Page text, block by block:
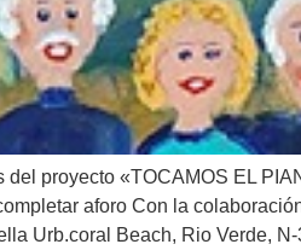
proyecto «TOCAMOS EL
aforo Con la
Urb.coral Beach, Rio Verde,